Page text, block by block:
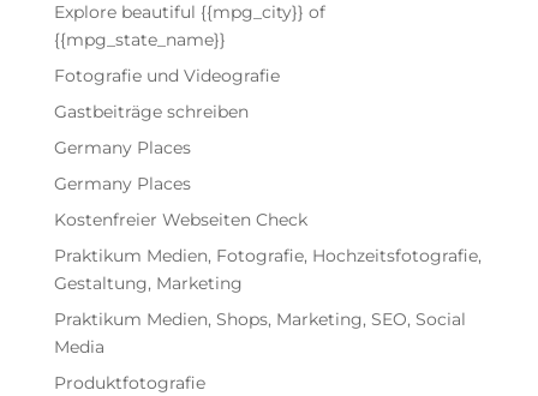
Explore beautiful {{mpg_city}} of
{{mpg_state_name}}
Fotografie und Videografie
Gastbeiträge schreiben
Germany Places
Germany Places
Kostenfreier Webseiten Check
Praktikum Medien, Fotografie, Hochzeitsfotografie,
Gestaltung, Marketing
Praktikum Medien, Shops, Marketing, SEO, Social
Media
Produktfotografie
Tanja von Mediafuel